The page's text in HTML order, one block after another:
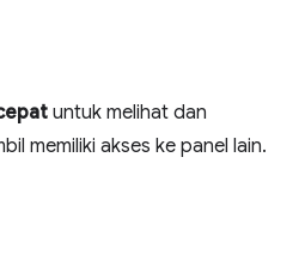
untuk melihat dan
memiliki akses ke panel lain.